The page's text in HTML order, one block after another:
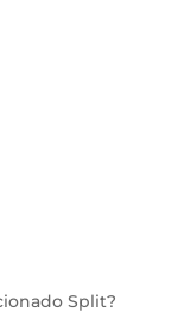
Split?